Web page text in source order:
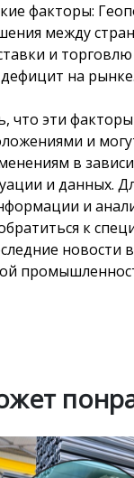
факторы:
между
и
на рынке.
что эти
и
в
и данных.
и
к
новости в